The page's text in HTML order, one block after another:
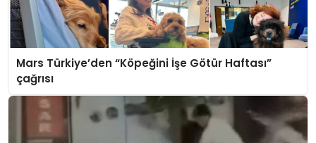
Mars Türkiye’den “Köpeğini İşe Götür Haftası”
çağrısı